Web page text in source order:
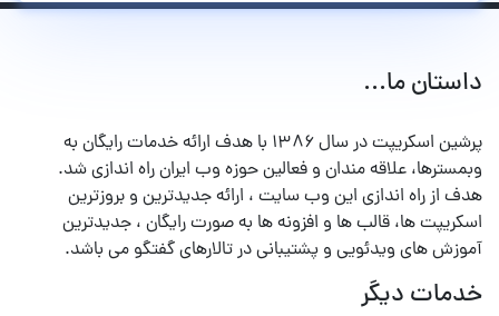
داستان ما...
پرشین اسکریپت در سال ۱۳۸۶ با هدف ارائه خدمات رایگان به
وبمسترها، علاقه مندان و فعالین حوزه وب ایران راه اندازی شد.
هدف از راه اندازی این وب سایت ، ارائه جدیدترین و بروزترین
اسکریپت ها، قالب ها و افزونه ها به صورت رایگان ، جدیدترین
آموزش های ویدئویی و پشتیبانی در تالارهای گفتگو می باشد.
خدمات دیگر